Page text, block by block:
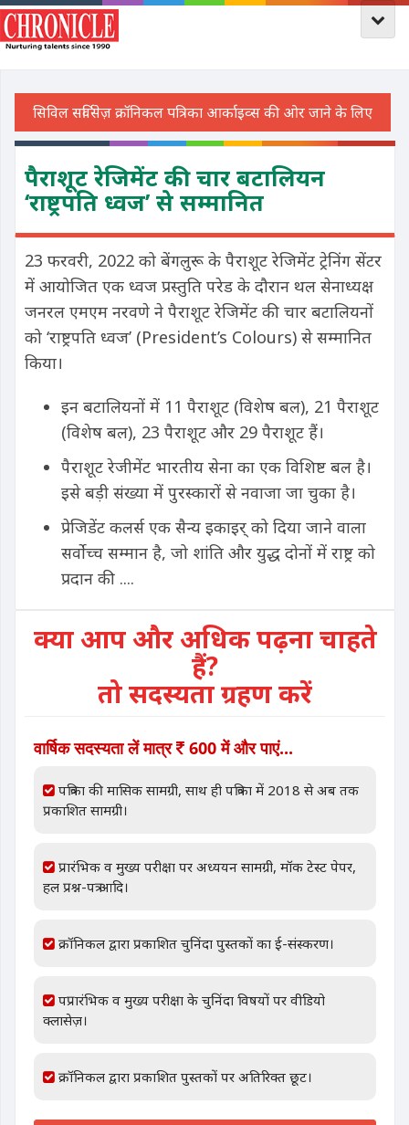
पैराशूट रेजिमेंट की चार बटालियन
‘राष्ट्रपति ध्वज’ से सम्मानित
23 फरवरी, 2022 को बेंगलुरू के पैराशूट रेजिमेंट ट्रेनिंग सेंटर
में आयोजित एक ध्वज प्रस्तुति परेड के दौरान थल सेनाध्यक्ष
जनरल एमएम नरवणे ने पैराशूट रेजिमेंट की चार बटालियनों
को ‘राष्ट्रपति ध्वज’ (President’s Colours) से सम्मानित
किया।
इन बटालियनों में 11 पैराशूट (विशेष बल), 21 पैराशूट
(विशेष बल), 23 पैराशूट और 29 पैराशूट हैं।
पैराशूट रेजीमेंट भारतीय सेना का एक विशिष्ट बल है।
इसे बड़ी संख्या में पुरस्कारों से नवाजा जा चुका है।
प्रेजिडेंट कलर्स एक सैन्य इकाइर् को दिया जाने वाला
सर्वाेच्च सम्मान है, जो शांति और युद्ध दोनों में राष्ट्र को
प्रदान की ....
क्या आप और अधिक पढ़ना चाहते
हैं?
तो सदस्यता ग्रहण करें
वार्षिक सदस्यता लें मात्र 600 में और पाएं...
पत्रिका की मासिक सामग्री, साथ ही पत्रिका में 2018 से अब तक
प्रकाशित सामग्री।
प्रारंभिक व मुख्य परीक्षा पर अध्ययन सामग्री, मॉक टेस्ट पेपर,
हल प्रश्न-पत्र आदि।
क्रॉनिकल द्वारा प्रकाशित चुनिंदा पुस्तकों का ई-संस्करण।
पप्रारंभिक व मुख्य परीक्षा के चुनिंदा विषयों पर वीडियो
क्लासेज़।
क्रॉनिकल द्वारा प्रकाशित पुस्तकों पर अतिरिक्त छूट।